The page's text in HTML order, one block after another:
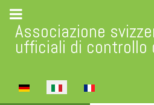
Associazione
ufficiali di controllo
Seleziona la tua lingua